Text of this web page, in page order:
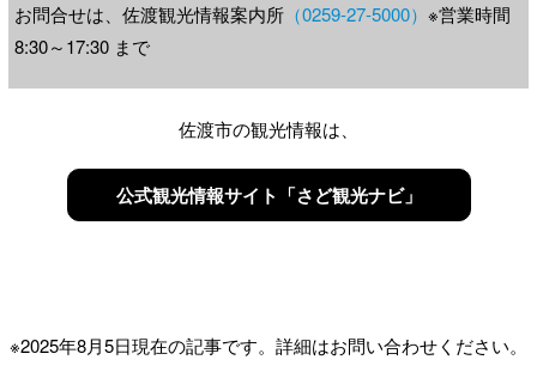
お問合せは、佐渡観光情報案内所 （0259-27-5000） ※営業時間
8:30～17:30 まで
佐渡市の観光情報は、
公式観光情報サイト「さど観光ナビ」
※2025年8月5日現在の記事です。詳細はお問い合わせください。